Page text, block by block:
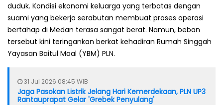
duduk. Kondisi ekonomi keluarga yang terbatas dengan
suami yang bekerja serabutan membuat proses operasi
bertahap di Medan terasa sangat berat. Namun, beban
tersebut kini teringankan berkat kehadiran Rumah Singgah
Yayasan Baitul Maal (YBM) PLN.
31 Jul 2026 08:45 WIB
Jaga Pasokan Listrik Jelang Hari Kemerdekaan, PLN UP3
Rantauprapat Gelar 'Grebek Penyulang'